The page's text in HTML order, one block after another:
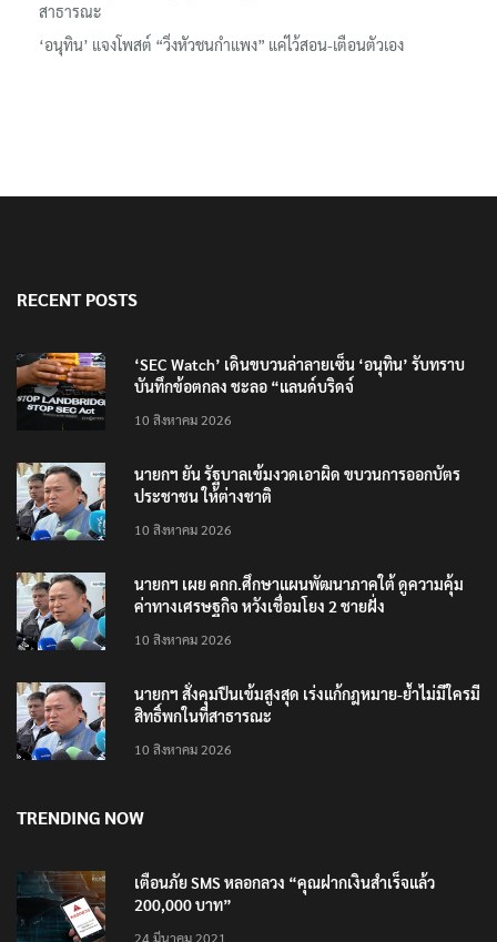
สาธารณะ
‘อนุทิน’ แจงโพสต์ “วิ่งหัวชนกำแพง” แค่ไว้สอน-เตือนตัวเอง
RECENT POSTS
‘SEC Watch’ เดินขบวนล่าลายเซ็น ‘อนุทิน’ รับทราบ
บันทึกข้อตกลง ชะลอ “แลนด์บริดจ์
10 สิงหาคม 2026
นายกฯ ยัน รัฐบาลเข้มงวดเอาผิด ขบวนการออกบัตร
ประชาชน ให้ต่างชาติ
10 สิงหาคม 2026
นายกฯ เผย คกก.ศึกษาแผนพัฒนาภาคใต้ ดูความคุ้ม
ค่าทางเศรษฐกิจ หวังเชื่อมโยง 2 ชายฝั่ง
10 สิงหาคม 2026
นายกฯ สั่งคุมปืนเข้มสูงสุด เร่งแก้กฎหมาย-ย้ำไม่มีใครมี
สิทธิ์พกในที่สาธารณะ
10 สิงหาคม 2026
TRENDING NOW
เตือนภัย SMS หลอกลวง “คุณฝากเงินสำเร็จแล้ว
200,000 บาท”
24 มีนาคม 2021